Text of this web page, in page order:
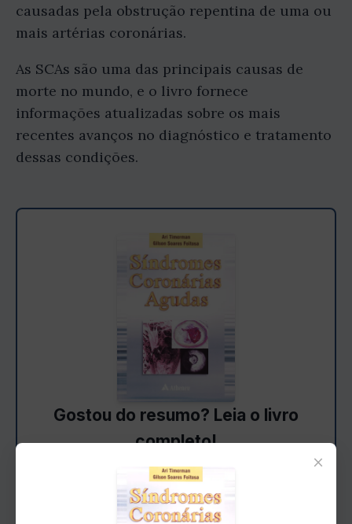
causadas pela obstrução repentina de uma ou
mais artérias coronárias.
As SCAs são uma das principais causas de
morte no mundo, e o livro fornece
informações atualizadas sobre os mais
recentes avanços no diagnóstico e tratamento
dessas condições.
Gostou do resumo? Leia o livro
completo!
Aprofunde-se nesta história
emocionante e descubra todos os
detalhes que fazem desta uma leitura
×